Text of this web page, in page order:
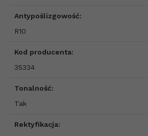
Antypoślizgowość:
R10
Kod producenta:
35334
Tonalność:
Tak
Rektyfikacja: